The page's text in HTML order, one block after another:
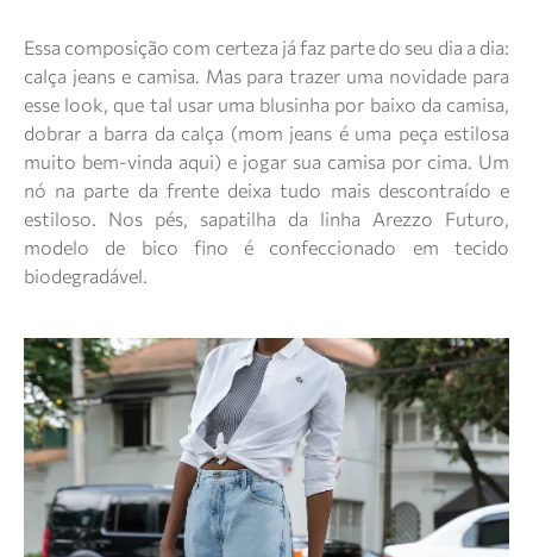
Essa composição com certeza já faz parte do seu dia a dia:
calça jeans e camisa. Mas para trazer uma novidade para
esse look, que tal usar uma blusinha por baixo da camisa,
dobrar a barra da calça (mom jeans é uma peça estilosa
muito bem-vinda aqui) e jogar sua camisa por cima. Um
nó na parte da frente deixa tudo mais descontraído e
estiloso. Nos pés, sapatilha da linha Arezzo Futuro,
modelo de bico fino é confeccionado em tecido
biodegradável.